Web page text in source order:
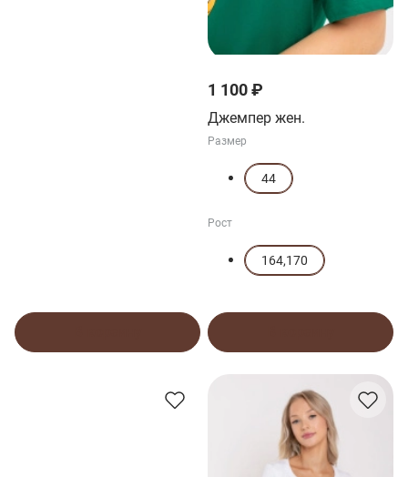
1 100 ₽
Джемпер жен.
Размер
44
Рост
164,170